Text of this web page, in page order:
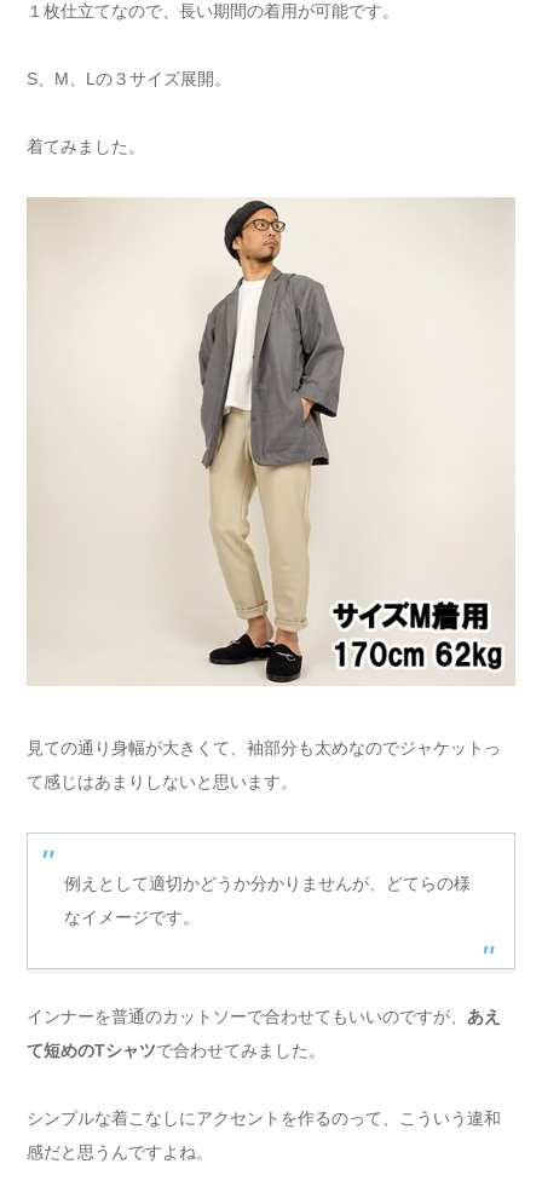
１枚仕立てなので、長い期間の着用が可能です。
S、M、Lの３サイズ展開。
着てみました。
見ての通り身幅が大きくて、袖部分も太めなのでジャケットっ
て感じはあまりしないと思います。
例えとして適切かどうか分かりませんが、どてらの様
なイメージです。
インナーを普通のカットソーで合わせてもいいのですが、 あえ
て短めのTシャツで合わせてみました。
シンプルな着こなしにアクセントを作るのって、こういう違和
感だと思うんですよね。